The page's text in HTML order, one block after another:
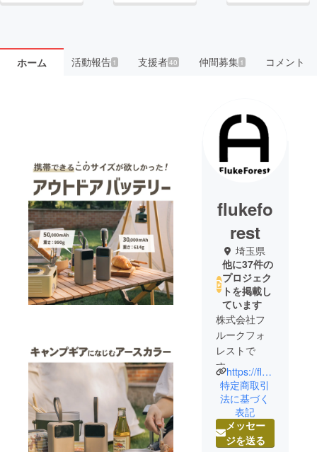
ホーム 活動報告1 支援者40 仲間募集 1 コメント
flukefo
rest
埼玉県
他に37件の
プロジェク
トを掲載し
ています
株式会社フ
ルークフォ
レストで
す。
フルーク
フォレスト
という社名
は、社員一
丸となって
https://flukeforest.jp/
特定商取引
法に基づく
表記
メッセー
ジを送る